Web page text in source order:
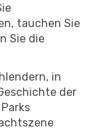
tauchen Sie
Sie die
in
der